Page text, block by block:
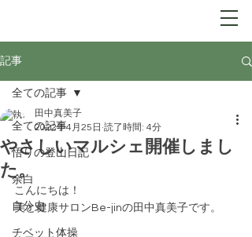
記事
全ての記事
悟りの登山日記
余白
自分史
チベット体操
全ての記事
やさしいマルシェ開催しまし
た。
田中真美子
2022年4月25日 読了時間: 4分
こんにちは！
美と健康サロンBe-jinの田中真美子です。